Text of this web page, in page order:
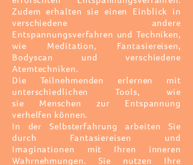
Zudem erhalten sie einen Einblick in
verschiedene andere
Entspannungsverfahren und Techniken,
wie Meditation, Fantasiereisen,
Bodyscan und verschiedene
Atemtechniken.
Die Teilnehmenden
erlernen mit
unterschiedlichen Tools, wie
sie Menschen zur Entspannung
verhelfen können.
In der Selbsterfahrung arbeiten Sie
durch Fantasiereisen und
Imaginationen mit Ihren inneren
Wahrnehmungen. Sie nutzen Ihre